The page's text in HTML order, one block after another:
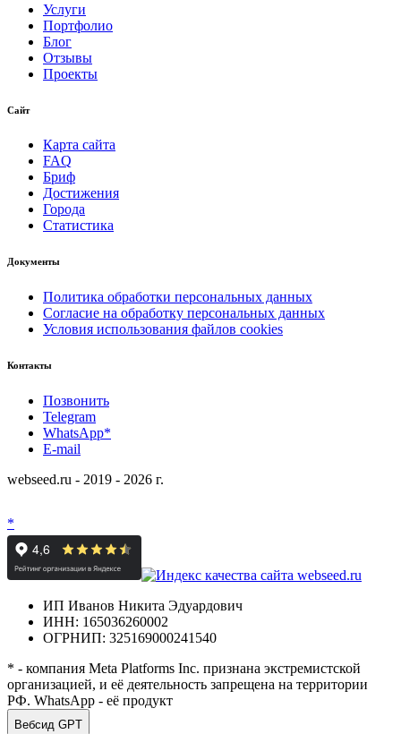
Услуги
Портфолио
Блог
Отзывы
Проекты
Сайт
Карта сайта
FAQ
Бриф
Достижения
Города
Статистика
Документы
Политика обработки персональных данных
Согласие на обработку персональных данных
Условия использования файлов cookies
Контакты
Позвонить
Telegram
WhatsApp*
E-mail
webseed.ru - 2019 - 2026 г.
*
ИП Иванов Никита Эдуардович
ИНН: 165036260002
ОГРНИП: 325169000241540
* - компания Meta Platforms Inc. признана экстремистской
организацией, и её деятельность запрещена на территории
РФ. WhatsApp - её продукт
Вебсид GPT